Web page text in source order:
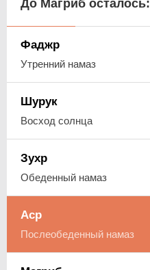
До Магриб осталось:
Фаджр
Утренний намаз
Шурук
Восход солнца
Зухр
Обеденный намаз
Аср
Послеобеденный намаз